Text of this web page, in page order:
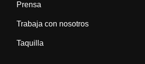
Prensa
Trabaja con nosotros
Taquilla